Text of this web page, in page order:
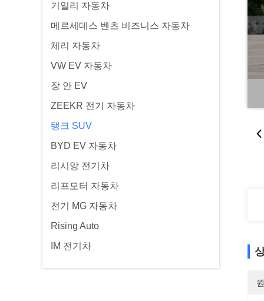
기일리 자동차
메르세데스 벤츠 비즈니스 자동차
체리 자동차
VW EV 자동차
장 안 EV
ZEEKR 전기 자동차
탱크 SUV
BYD EV 자동차
리시앙 전기차
리프모터 자동차
전기 MG 자동차
Rising Auto
IM 전기차